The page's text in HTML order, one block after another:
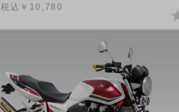
税込￥10,780